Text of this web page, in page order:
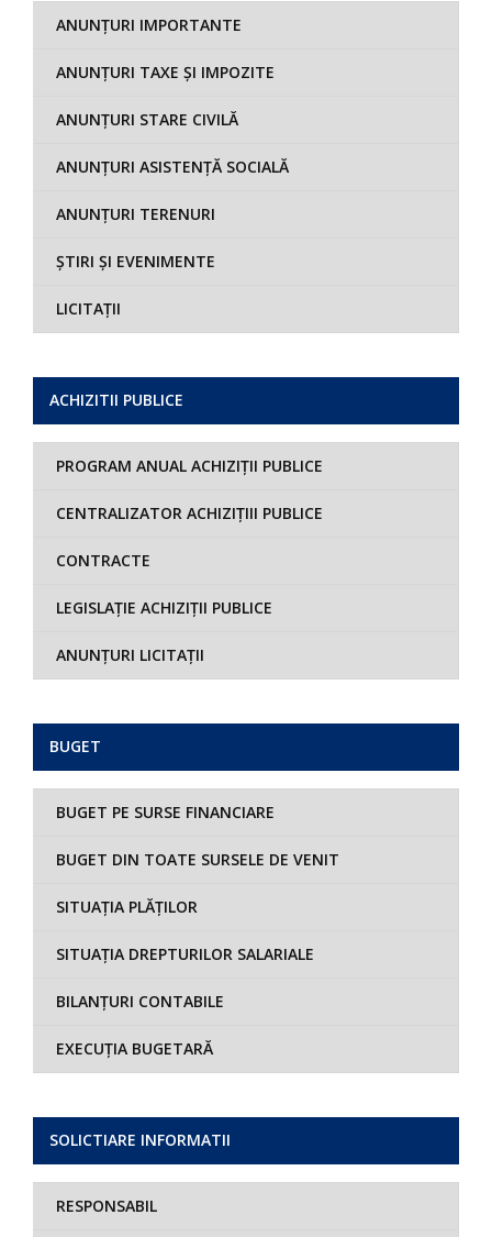
ANUNȚURI IMPORTANTE
ANUNȚURI TAXE ȘI IMPOZITE
ANUNȚURI STARE CIVILĂ
ANUNȚURI ASISTENȚĂ SOCIALĂ
ANUNȚURI TERENURI
ȘTIRI ȘI EVENIMENTE
LICITAȚII
ACHIZITII PUBLICE
PROGRAM ANUAL ACHIZIȚII PUBLICE
CENTRALIZATOR ACHIZIȚIII PUBLICE
CONTRACTE
LEGISLAȚIE ACHIZIȚII PUBLICE
ANUNȚURI LICITAȚII
BUGET
BUGET PE SURSE FINANCIARE
BUGET DIN TOATE SURSELE DE VENIT
SITUAȚIA PLĂȚILOR
SITUAȚIA DREPTURILOR SALARIALE
BILANȚURI CONTABILE
EXECUȚIA BUGETARĂ
SOLICTIARE INFORMATII
RESPONSABIL